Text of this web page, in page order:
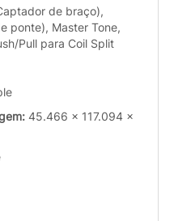
de braço),
ponte), Master Tone,
Pull para Coil Split
45.466 x 117.094 x